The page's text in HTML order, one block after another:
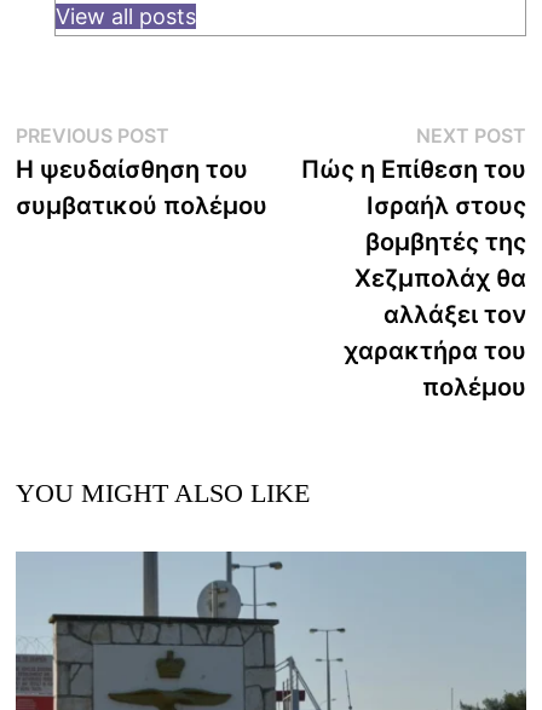
View all posts
Post
navigation
PREVIOUS POSTPrevious
post:
Η ψευδαίσθηση του
συμβατικού πολέμου
NEXT POST
Πώς η Επίθεση του
Ισραήλ στους
βομβητές της
Χεζμπολάχ θα
αλλάξει τον
χαρακτήρα του
πολέμου
YOU MIGHT ALSO LIKE